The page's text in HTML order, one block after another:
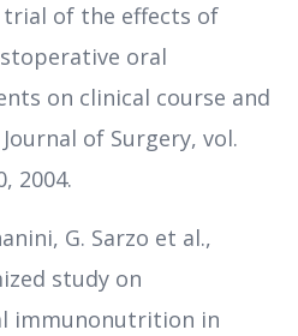
trial of the effects of
oral
on clinical course and
of Surgery, vol.
2004.
G. Sarzo et al.,
study on
immunonutrition in